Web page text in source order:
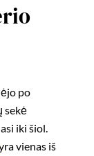
po
sekė
iki šiol.
vienas iš